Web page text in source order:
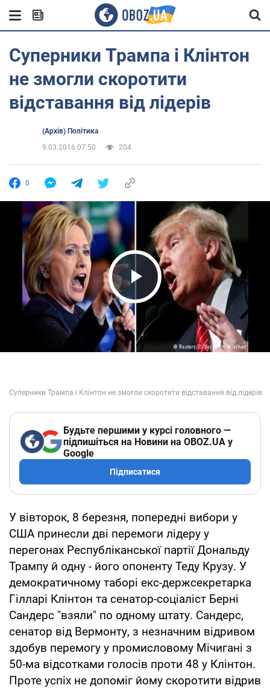
Суперники Трампа і Клінтон
не змогли скоротити
відставання від лідерів
(Архів) Політика
9.03.2016 07:50
204
0
Play Video
Будьте першими у курсі головного —
підпишіться на Новини на OBOZ.UA у
Google
Підписатися
У вівторок, 8 березня, попередні вибори у
США принесли дві перемоги лідеру у
перегонах Республіканської партії Дональду
Трампу й одну - його опоненту Теду Крузу. У
демократичному таборі екс-держсекретарка
Гілларі Клінтон та сенатор-соціаліст Берні
Сандерс "взяли" по одному штату. Сандерс,
сенатор від Вермонту, з незначним відривом
здобув перемогу у промисловому Мічигані з
50-ма відсотками голосів проти 48 у Клінтон.
Проте успіх не допоміг йому скоротити відрив